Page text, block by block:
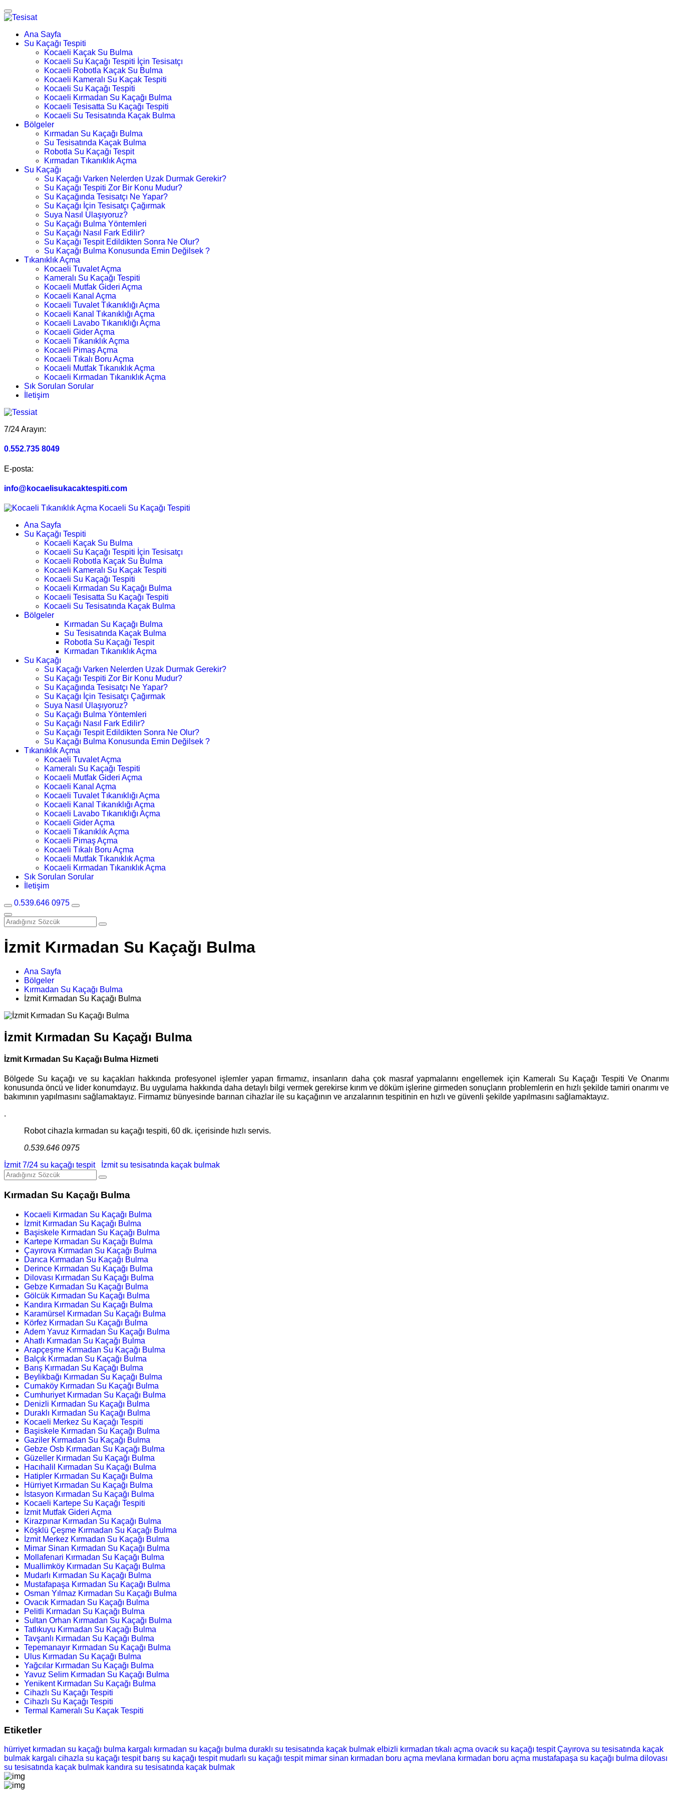
Ana Sayfa
Su Kaçağı Tespiti
Kocaeli Kaçak Su Bulma
Kocaeli Su Kaçağı Tespiti İçin Tesisatçı
Kocaeli Robotla Kaçak Su Bulma
Kocaeli Kameralı Su Kaçak Tespiti
Kocaeli Su Kaçağı Tespiti
Kocaeli Kırmadan Su Kaçağı Bulma
Kocaeli Tesisatta Su Kaçağı Tespiti
Kocaeli Su Tesisatında Kaçak Bulma
Bölgeler
Kırmadan Su Kaçağı Bulma
Su Tesisatında Kaçak Bulma
Robotla Su Kaçağı Tespit
Kırmadan Tıkanıklık Açma
Su Kaçağı
Su Kaçağı Varken Nelerden Uzak Durmak Gerekir?
Su Kaçağı Tespiti Zor Bir Konu Mudur?
Su Kaçağında Tesisatçı Ne Yapar?
Su Kaçağı İçin Tesisatçı Çağırmak
Suya Nasıl Ulaşıyoruz?
Su Kaçağı Bulma Yöntemleri
Su Kaçağı Nasıl Fark Edilir?
Su Kaçağı Tespit Edildikten Sonra Ne Olur?
Su Kaçağı Bulma Konusunda Emin Değilsek ?
Tıkanıklık Açma
Kocaeli Tuvalet Açma
Kameralı Su Kaçağı Tespiti
Kocaeli Mutfak Gideri Açma
Kocaeli Kanal Açma
Kocaeli Tuvalet Tıkanıklığı Açma
Kocaeli Kanal Tıkanıklığı Açma
Kocaeli Lavabo Tıkanıklığı Açma
Kocaeli Gider Açma
Kocaeli Tıkanıklık Açma
Kocaeli Pimaş Açma
Kocaeli Tıkalı Boru Açma
Kocaeli Mutfak Tıkanıklık Açma
Kocaeli Kırmadan Tıkanıklık Açma
Sık Sorulan Sorular
İletişim
7/24 Arayın:
0.552.735 8049
E-posta:
info@kocaelisukacaktespiti.com
Ana Sayfa
Su Kaçağı Tespiti
Kocaeli Kaçak Su Bulma
Kocaeli Su Kaçağı Tespiti İçin Tesisatçı
Kocaeli Robotla Kaçak Su Bulma
Kocaeli Kameralı Su Kaçak Tespiti
Kocaeli Su Kaçağı Tespiti
Kocaeli Kırmadan Su Kaçağı Bulma
Kocaeli Tesisatta Su Kaçağı Tespiti
Kocaeli Su Tesisatında Kaçak Bulma
Bölgeler
Kırmadan Su Kaçağı Bulma
Su Tesisatında Kaçak Bulma
Robotla Su Kaçağı Tespit
Kırmadan Tıkanıklık Açma
Su Kaçağı
Su Kaçağı Varken Nelerden Uzak Durmak Gerekir?
Su Kaçağı Tespiti Zor Bir Konu Mudur?
Su Kaçağında Tesisatçı Ne Yapar?
Su Kaçağı İçin Tesisatçı Çağırmak
Suya Nasıl Ulaşıyoruz?
Su Kaçağı Bulma Yöntemleri
Su Kaçağı Nasıl Fark Edilir?
Su Kaçağı Tespit Edildikten Sonra Ne Olur?
Su Kaçağı Bulma Konusunda Emin Değilsek ?
Tıkanıklık Açma
Kocaeli Tuvalet Açma
Kameralı Su Kaçağı Tespiti
Kocaeli Mutfak Gideri Açma
Kocaeli Kanal Açma
Kocaeli Tuvalet Tıkanıklığı Açma
Kocaeli Kanal Tıkanıklığı Açma
Kocaeli Lavabo Tıkanıklığı Açma
Kocaeli Gider Açma
Kocaeli Tıkanıklık Açma
Kocaeli Pimaş Açma
Kocaeli Tıkalı Boru Açma
Kocaeli Mutfak Tıkanıklık Açma
Kocaeli Kırmadan Tıkanıklık Açma
Sık Sorulan Sorular
İletişim
0.539.646 0975
İzmit Kırmadan Su Kaçağı Bulma
Ana Sayfa
Bölgeler
Kırmadan Su Kaçağı Bulma
İzmit Kırmadan Su Kaçağı Bulma
İzmit Kırmadan Su Kaçağı Bulma
İzmit Kırmadan Su Kaçağı Bulma Hizmeti
Bölgede Su kaçağı ve su kaçakları hakkında profesyonel işlemler yapan firmamız, insanların daha çok masraf yapmalarını engellemek için Kameralı Su Kaçağı Tespiti Ve Onarımı
konusunda öncü ve lider konumdayız. Bu uygulama hakkında daha detaylı bilgi vermek gerekirse kırım ve döküm işlerine girmeden sonuçların problemlerin en hızlı şekilde tamiri onarımı ve
bakımının yapılmasını sağlamaktayız. Firmamız bünyesinde barınan cihazlar ile su kaçağının ve arızalarının tespitinin en hızlı ve güvenli şekilde yapılmasını sağlamaktayız.
.
Robot cihazla kırmadan su kaçağı tespiti, 60 dk. içerisinde hızlı servis.
0.539.646 0975
İzmit 7/24 su kaçağı tespit
İzmit su tesisatında kaçak bulmak
Kırmadan Su Kaçağı Bulma
Kocaeli Kırmadan Su Kaçağı Bulma
İzmit Kırmadan Su Kaçağı Bulma
Başiskele Kırmadan Su Kaçağı Bulma
Kartepe Kırmadan Su Kaçağı Bulma
Çayırova Kırmadan Su Kaçağı Bulma
Darıca Kırmadan Su Kaçağı Bulma
Derince Kırmadan Su Kaçağı Bulma
Dilovası Kırmadan Su Kaçağı Bulma
Gebze Kırmadan Su Kaçağı Bulma
Gölcük Kırmadan Su Kaçağı Bulma
Kandıra Kırmadan Su Kaçağı Bulma
Karamürsel Kırmadan Su Kaçağı Bulma
Körfez Kırmadan Su Kaçağı Bulma
Adem Yavuz Kırmadan Su Kaçağı Bulma
Ahatlı Kırmadan Su Kaçağı Bulma
Arapçeşme Kırmadan Su Kaçağı Bulma
Balçık Kırmadan Su Kaçağı Bulma
Barış Kırmadan Su Kaçağı Bulma
Beylikbağı Kırmadan Su Kaçağı Bulma
Cumaköy Kırmadan Su Kaçağı Bulma
Cumhuriyet Kırmadan Su Kaçağı Bulma
Denizli Kırmadan Su Kaçağı Bulma
Duraklı Kırmadan Su Kaçağı Bulma
Kocaeli Merkez Su Kaçağı Tespiti
Başiskele Kırmadan Su Kaçağı Bulma
Gaziler Kırmadan Su Kaçağı Bulma
Gebze Osb Kırmadan Su Kaçağı Bulma
Güzeller Kırmadan Su Kaçağı Bulma
Hacıhalil Kırmadan Su Kaçağı Bulma
Hatipler Kırmadan Su Kaçağı Bulma
Hürriyet Kırmadan Su Kaçağı Bulma
İstasyon Kırmadan Su Kaçağı Bulma
Kocaeli Kartepe Su Kaçağı Tespiti
İzmit Mutfak Gideri Açma
Kirazpınar Kırmadan Su Kaçağı Bulma
Köşklü Çeşme Kırmadan Su Kaçağı Bulma
İzmit Merkez Kırmadan Su Kaçağı Bulma
Mimar Sinan Kırmadan Su Kaçağı Bulma
Mollafenari Kırmadan Su Kaçağı Bulma
Muallimköy Kırmadan Su Kaçağı Bulma
Mudarlı Kırmadan Su Kaçağı Bulma
Mustafapaşa Kırmadan Su Kaçağı Bulma
Osman Yılmaz Kırmadan Su Kaçağı Bulma
Ovacık Kırmadan Su Kaçağı Bulma
Pelitli Kırmadan Su Kaçağı Bulma
Sultan Orhan Kırmadan Su Kaçağı Bulma
Tatlıkuyu Kırmadan Su Kaçağı Bulma
Tavşanlı Kırmadan Su Kaçağı Bulma
Tepemanayır Kırmadan Su Kaçağı Bulma
Ulus Kırmadan Su Kaçağı Bulma
Yağcılar Kırmadan Su Kaçağı Bulma
Yavuz Selim Kırmadan Su Kaçağı Bulma
Yenikent Kırmadan Su Kaçağı Bulma
Cihazlı Su Kaçağı Tespiti
Cihazlı Su Kaçağı Tespiti
Termal Kameralı Su Kaçak Tespiti
Etiketler
hürriyet kırmadan su kaçağı bulma kargalı kırmadan su kaçağı bulma duraklı su tesisatında kaçak bulmak elbizli kırmadan tıkalı açma ovacık su kaçağı tespit Çayırova su tesisatında kaçak
bulmak kargalı cihazla su kaçağı tespit barış su kaçağı tespit mudarlı su kaçağı tespit mimar sinan kırmadan boru açma mevlana kırmadan boru açma mustafapaşa su kaçağı bulma dilovası
su tesisatında kaçak bulmak kandıra su tesisatında kaçak bulmak